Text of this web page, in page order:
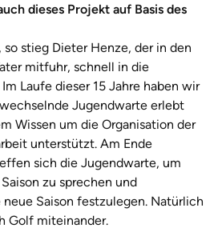
dieses Projekt auf Basis des
so stieg Dieter Henze, der in den
mitfuhr, schnell in die
Laufe dieser 15 Jahre haben wir
Jugendwarte erlebt
Wissen um die Organisation der
unterstützt. Am Ende
sich die Jugendwarte, um
zu sprechen und
Saison festzulegen. Natürlich
Golf miteinander.